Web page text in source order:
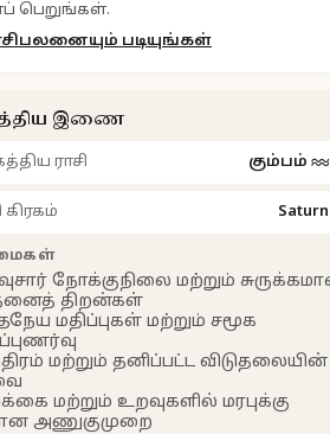
பெறுங்கள்.
படியுங்கள்
இணை
ராசி கும்பம் ♒
கிரகம் Saturn
நோக்குநிலை மற்றும்
திறன்கள்
மதிப்புகள் மற்றும் சமூக
மற்றும் தனிப்பட்ட விடுதலையின்
மற்றும் உறவுகளில் மரபுக்கு
அணுகுமுறை